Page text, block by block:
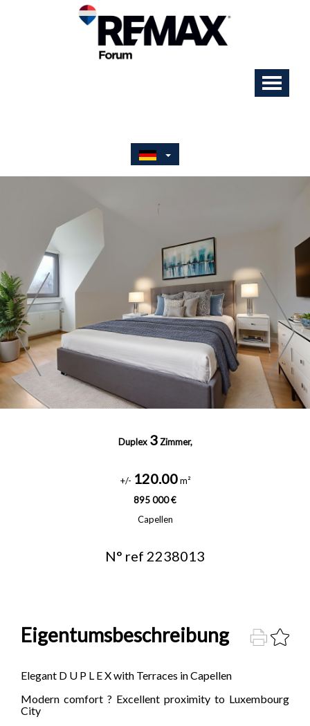
Duplex 3Zimmer,
+/- 120.00m²
895 000 €
Capellen
N° ref 2238013
Eigentumsbeschreibung
Elegant D U P L E X with Terraces in Capellen
Modern comfort ? Excellent proximity to Luxembourg
City